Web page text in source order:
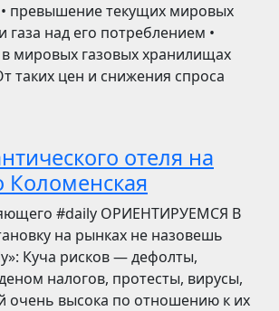
превышение текущих мировых
над его потреблением •
мировых газовых хранилищах
таких цен и снижения спроса
отеля на
Коломенская
#daily ОРИЕНТИРУЕМСЯ В
на рынках не назовешь
Куча рисков — дефолты,
налогов, протесты, вирусы,
очень высока по отношению к их